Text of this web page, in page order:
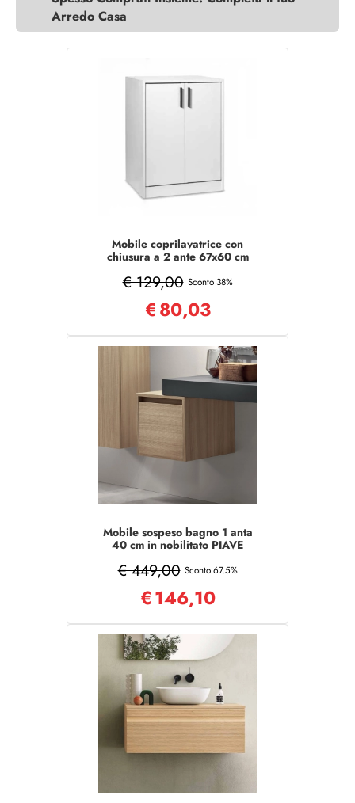
Arredo Casa
Mobile coprilavatrice con
chiusura a 2 ante 67x60 cm
€ 129,00 Sconto 38%
€80,03
Mobile sospeso bagno 1 anta
40 cm in nobilitato PIAVE
€ 449,00 Sconto 67.5%
€146,10